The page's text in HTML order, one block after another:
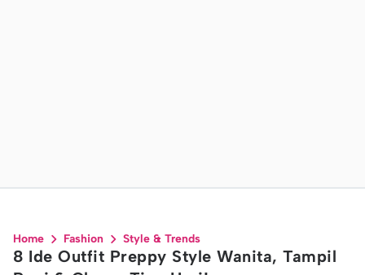
Home Fashion Style & Trends
8 Ide Outfit Preppy Style Wanita, Tampil